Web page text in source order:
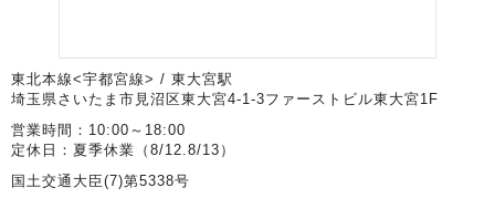
東北本線<宇都宮線> / 東大宮駅
埼玉県さいたま市見沼区東大宮4-1-3ファーストビル東大宮1F
営業時間：10:00～18:00
定休日：夏季休業（8/12.8/13）
国土交通大臣(7)第5338号